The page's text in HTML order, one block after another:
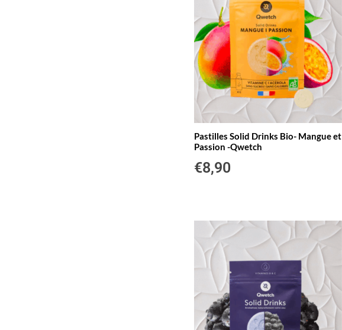
Pastilles Solid Drinks Bio- Mangue et
Passion -Qwetch
€8,90